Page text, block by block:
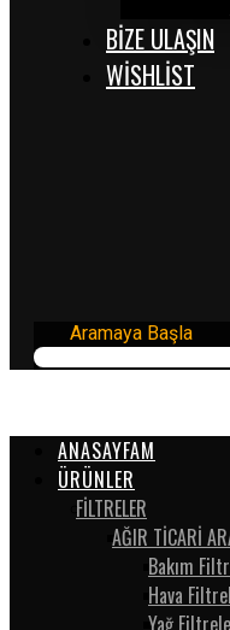
BİZE ULAŞIN
WISHLIST
Aramaya Başla
ANASAYFAM
ÜRÜNLER
FİLTRELER
AĞIR TİCARİ
Bakım
Hava